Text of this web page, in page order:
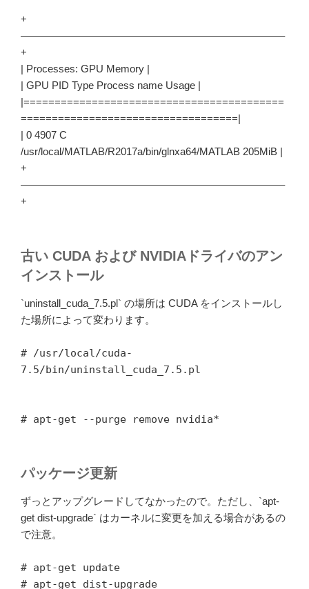
+
—————————————————————————–
+
| Processes: GPU Memory |
| GPU PID Type Process name Usage |
|==========================================
===================================|
| 0 4907 C
/usr/local/MATLAB/R2017a/bin/glnxa64/MATLAB 205MiB |
+
—————————————————————————–
+
古い CUDA および NVIDIAドライバのアン
インストール
`uninstall_cuda_7.5.pl` の場所は CUDA をインストールし
た場所によって変わります。
# /usr/local/cuda-
7.5/bin/uninstall_cuda_7.5.pl
# apt-get --purge remove nvidia*
パッケージ更新
ずっとアップグレードしてなかったので。ただし、`apt-
get dist-upgrade` はカーネルに変更を加える場合があるの
で注意。
# apt-get update
# apt-get dist-upgrade